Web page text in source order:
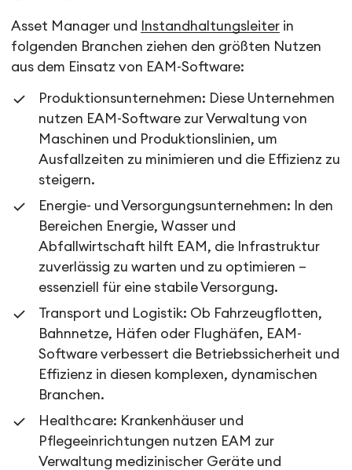
Asset Manager und Instandhaltungsleiter in
folgenden Branchen ziehen den größten Nutzen
aus dem Einsatz von EAM-Software:
Produktionsunternehmen: Diese Unternehmen
nutzen EAM-Software zur Verwaltung von
Maschinen und Produktionslinien, um
Ausfallzeiten zu minimieren und die Effizienz zu
steigern.
Energie- und Versorgungsunternehmen: In den
Bereichen Energie, Wasser und
Abfallwirtschaft hilft EAM, die Infrastruktur
zuverlässig zu warten und zu optimieren –
essenziell für eine stabile Versorgung.
Transport und Logistik: Ob Fahrzeugflotten,
Bahnnetze, Häfen oder Flughäfen, EAM-
Software verbessert die Betriebssicherheit und
Effizienz in diesen komplexen, dynamischen
Branchen.
Healthcare: Krankenhäuser und
Pflegeeinrichtungen nutzen EAM zur
Verwaltung medizinischer Geräte und